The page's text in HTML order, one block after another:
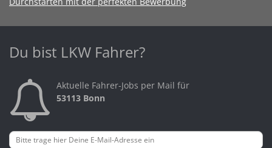
Du bist LKW Fahrer?
Aktuelle Fahrer-Jobs per Mail für
53113 Bonn